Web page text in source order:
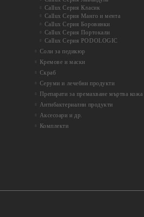
Callux Серия Класик
Callux Серия Манго и мента
Callux Серия Боровинки
Callux Серия Портокали
Callux Серия PODOLOGIC
Соли за педикюр
Кремове и маски
Скраб
Серуми и лечебни продукти
Препарати за премахване мъртва кожа
Антибактериални продукти
Аксесоари и др.
Комплекти